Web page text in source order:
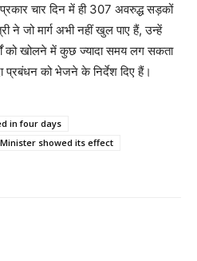
चार दिन में ही 307 अवरुद्ध सड़कों
ने जो मार्ग अभी नहीं खुल पाए हैं, उन्हें
को खोलने में कुछ ज्यादा समय लग सकता
प्रबंधन को भेजने के निर्देश दिए हैं।
in four days
showed its effect